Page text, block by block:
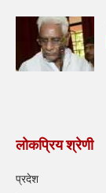
लोकप्रिय श्रेणी
प्रदेश